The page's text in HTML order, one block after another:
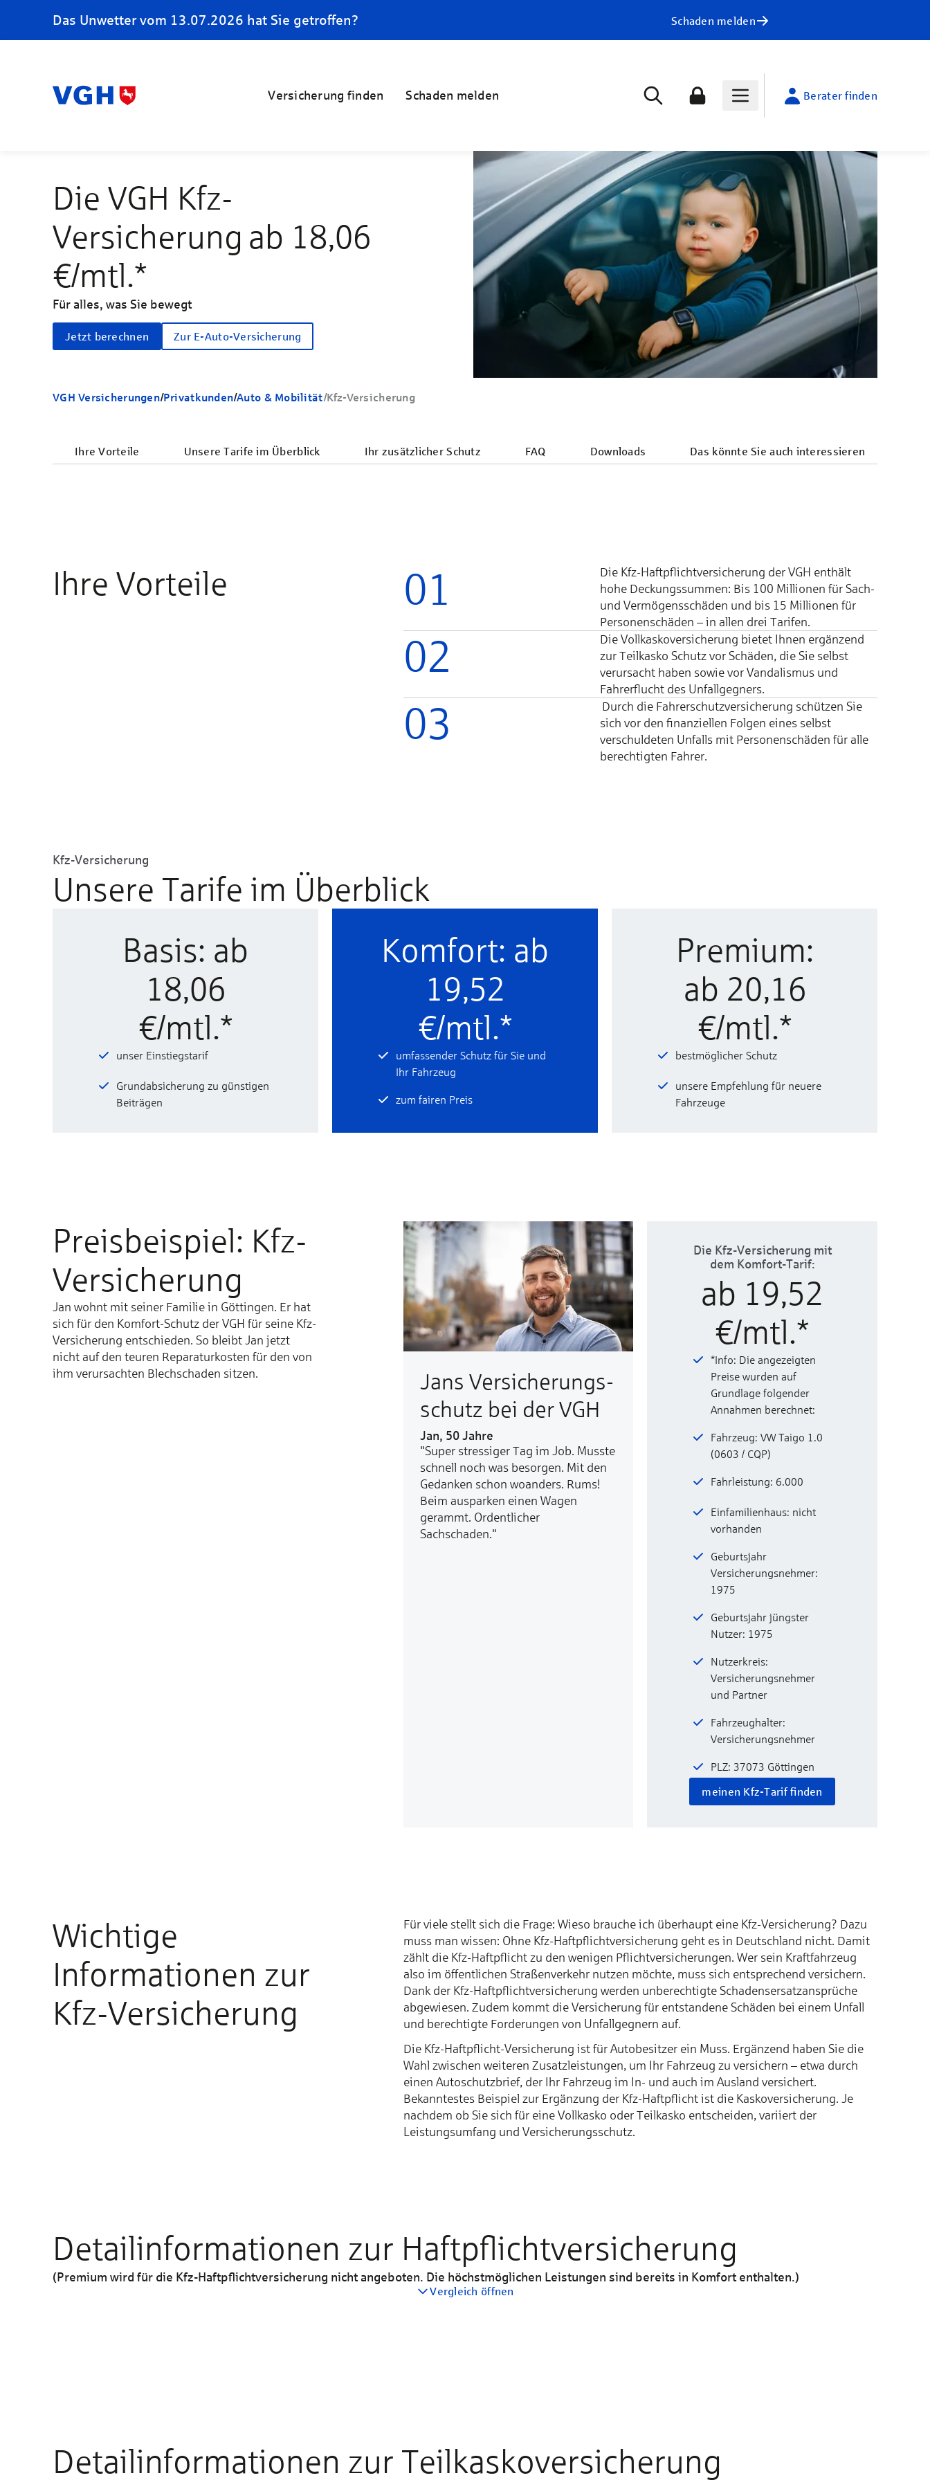
Das Unwetter vom 13.07.2026 hat Sie getroffen? Schaden melden
Versicherung finden Schaden melden Berater finden
Die VGH Kfz-
Versicherung ab 18,06
€/mtl.*
Für alles, was Sie bewegt
Jetzt berechnen Zur E-Auto-Versicherung
VGH Versicherungen/Privatkunden/Auto & Mobilität/Kfz-Versicherung
Ihre Vorteile Unsere Tarife im Überblick Ihr zusätzlicher Schutz FAQ Downloads Das könnte Sie auch interes­sieren
Ihre Vorteile 01
Die Kfz-Haft­pflicht­­ver­sich­erung der VGH enthält
hohe Deckungs­sum­men: Bis 100 Millionen für Sach-
und Ver­mö­gens­schä­den und bis 15 Millionen für
Per­so­nen­schä­den – in allen drei Tarifen.
02
Die Vollkaskover­sicherung bietet Ihnen ergänzend
zur Teilkasko Schutz vor Schäden, die Sie selbst
verursacht haben sowie vor Vandalismus und
Fahrer­flucht des Unfall­gegners.
03
Durch die Fahrer­schutz­ver­sicher­ung schützen Sie
sich vor den finan­ziellen Fol­gen eines selbst
verschul­deten Unfalls mit Per­sonen­schäden für alle
be­recht­igten Fahr­er.
Kfz-Versicherung
Unsere Tarife im Überblick
Basis: ab
18,06
€/mtl.*
unser Einstiegstarif
Grundabsicherung zu günstigen
Beiträgen
Komfort: ab
19,52
€/mtl.*
umfassender Schutz für Sie und
Ihr Fahrzeug
zum fairen Preis
Premium:
ab 20,16
€/mtl.*
bestmöglicher Schutz
unsere Empfehlung für neuere
Fahrzeuge
Preisbeispiel: Kfz-
Versicherung
Jan wohnt mit seiner Familie in Göttingen. Er hat
sich für den Komfort-Schutz der VGH für seine Kfz-
Versicherung entschieden. So bleibt Jan jetzt
nicht auf den teuren Reparaturkosten für den von
ihm verursachten Blechschaden sitzen.
Jans Ver­sicherungs­
schutz bei der VGH
Jan, 50 Jahre
"Super stressiger Tag im Job. Musste
schnell noch was besorgen. Mit den
Gedanken schon woanders. Rums!
Beim ausparken einen Wagen
gerammt. Ordentlicher
Sachschaden."
Die Kfz-Versicherung mit
dem Komfort-Tarif:
ab 19,52
€/mtl.*
*Info: Die angezeigten
Preise wurden auf
Grundlage folgender
Annahmen berechnet:
Fahrzeug: VW Taigo 1.0
(0603 / CQP)
Fahrleistung: 6.000
Einfamilienhaus: nicht
vorhanden
Geburtsjahr
Versicherungsnehmer:
1975
Geburtsjahr jüngster
Nutzer: 1975
Nutzerkreis:
Versicherungsnehmer
und Partner
Fahrzeughalter:
Versicherungsnehmer
PLZ: 37073 Göttingen
meinen Kfz-Tarif finden
Wichtige
Informationen zur
Kfz-Versicherung
Für viele stellt sich die Frage: Wieso brauche ich überhaupt eine Kfz-Versicherung? Dazu
muss man wissen: Ohne Kfz-Haftpflichtversicherung geht es in Deutschland nicht. Damit
zählt die Kfz-Haftpflicht zu den wenigen Pflichtversicherungen. Wer sein Kraftfahrzeug
also im öffentlichen Straßenverkehr nutzen möchte, muss sich entsprechend versichern.
Dank der Kfz-Haftpflichtversicherung werden unberechtigte Schadensersatzansprüche
abgewiesen. Zudem kommt die Versicherung für entstandene Schäden bei einem Unfall
und berechtigte Forderungen von Unfallgegnern auf.
Die Kfz-Haftpflicht-Versicherung ist für Autobesitzer ein Muss. Ergänzend haben Sie die
Wahl zwischen weiteren Zusatzleistungen, um Ihr Fahrzeug zu versichern – etwa durch
einen Autoschutzbrief, der Ihr Fahrzeug im In- und auch im Ausland versichert.
Bekanntestes Beispiel zur Ergänzung der Kfz-Haftpflicht ist die Kaskoversicherung. Je
nachdem ob Sie sich für eine Vollkasko oder Teilkasko entscheiden, variiert der
Leistungsumfang und Versicherungsschutz.
Detailinformationen zur Haftpflichtversicherung
(Premium wird für die Kfz-Haftpflichtversicherung nicht angeboten. Die höchstmöglichen Leistungen sind bereits in Komfort enthalten.)
Vergleich öffnen
Personenschäden bis 15 Mio. € 15 Mio. €
Detailinformationen zur Teilkaskoversicherung